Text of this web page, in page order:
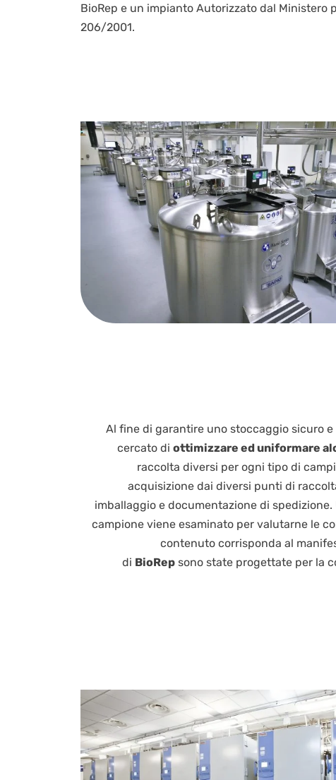
BioRep e un impianto Autorizzato dal Ministero
206/2001.
Al fine di garantire uno stoccaggio sicuro
cercato di ottimizzare ed uniformare
raccolta diversi per ogni tipo di
acquisizione dai diversi punti di
imballaggio e documentazione di spedizione.
campione viene esaminato per valutarne le
contenuto corrisponda al
di BioRepsono state progettate per la